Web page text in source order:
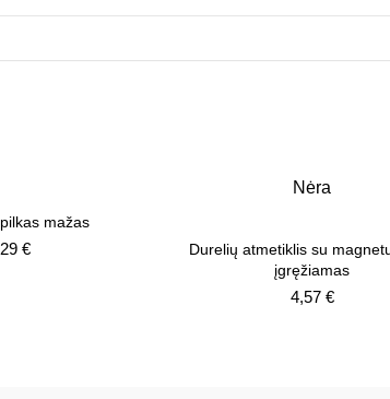
mažas
€Price
Nėra
Durelių atmetiklis su
įgręžiamas
4,57 €